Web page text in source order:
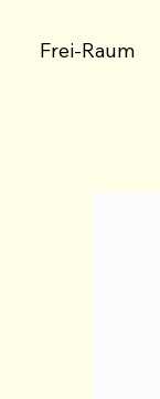
Frei-Raum